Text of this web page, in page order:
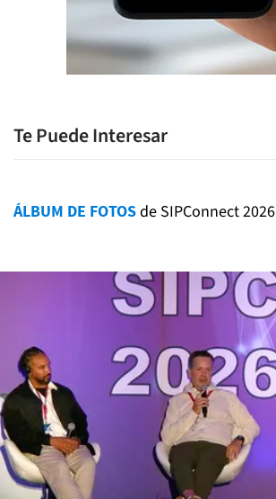
Te Puede Interesar
ÁLBUM DE FOTOSde SIPConnect 2026